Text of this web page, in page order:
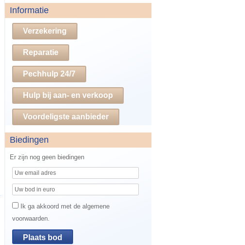
Informatie
Verzekering
Reparatie
Pechhulp 24/7
Hulp bij aan- en verkoop
Voordeligste aanbieder
Biedingen
Er zijn nog geen biedingen
Ik ga akkoord met de algemene
voorwaarden.